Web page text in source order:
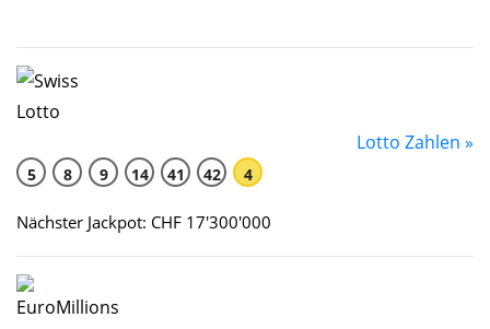
Lotto Zahlen »
5 8 9 14 41 42 4
Nächster Jackpot: CHF 17'300'000